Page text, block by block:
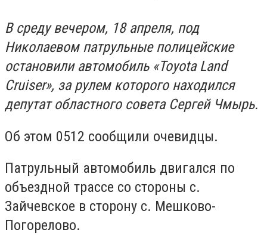
В среду вечером, 18 апреля, под
Николаевом патрульные полицейские
остановили автомобиль «Toyota Land
Cruiser», за рулем которого находился
депутат областного совета Сергей Чмырь.
Об этом 0512 сообщили очевидцы.
Патрульный автомобиль двигался по
объездной трассе со стороны с.
Зайчевское в сторону с. Мешково-
Погорелово.